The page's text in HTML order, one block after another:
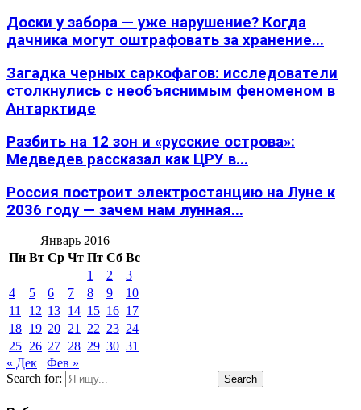
Доски у забора — уже нарушение? Когда
дачника могут оштрафовать за хранение...
Загадка черных саркофагов: исследователи
столкнулись с необъяснимым феноменом в
Антарктиде
Разбить на 12 зон и «русские острова»:
Медведев рассказал как ЦРУ в...
Россия построит электростанцию на Луне к
2036 году — зачем нам лунная...
Январь 2016
Пн Вт Ср Чт Пт Сб Вс
1
2
3
4
5 6 7 8 9
10
11
12 13 14 15 16 17
18 19 20 21 22 23 24
25 26 27 28 29 30 31
« Дек
Фев »
Search for:
Search